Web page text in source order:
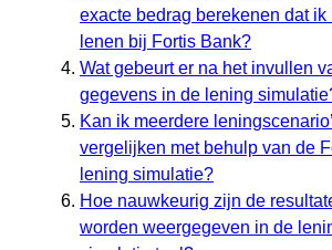
exacte bedrag berekenen dat ik
lenen bij Fortis Bank?
Wat gebeurt er na het invullen
gegevens in de lening
Kan ik meerdere
vergelijken met behulp van de
lening simulatie?
Hoe nauwkeurig zijn de
worden weergegeven in de